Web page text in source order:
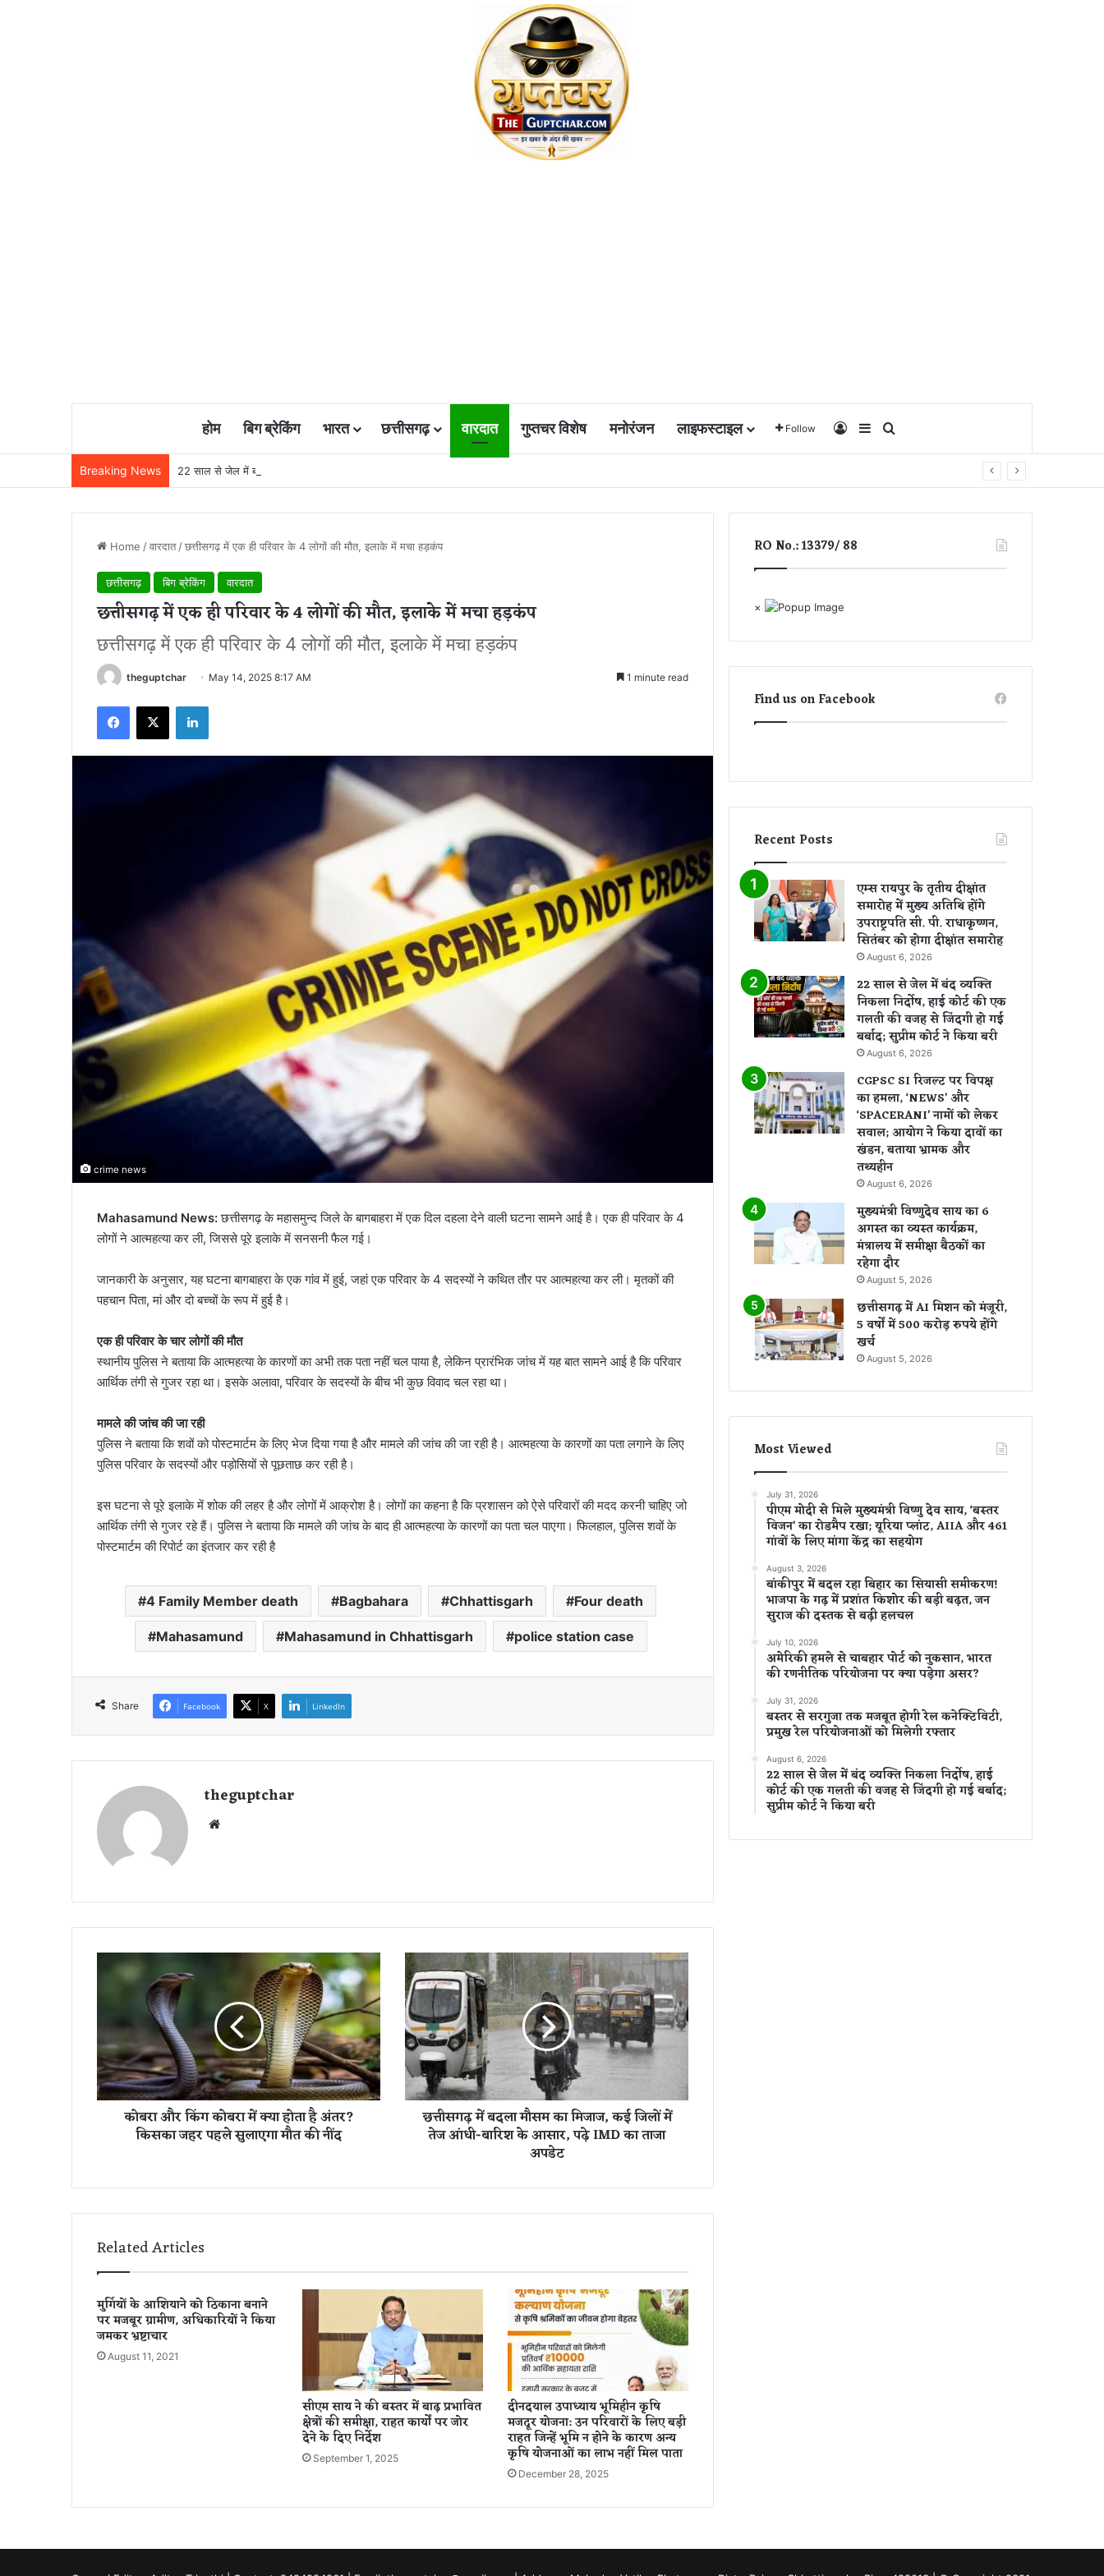
होम बिग ब्रेकिंग भारत छत्तीसगढ़ वारदात गुप्तचर विशेष मनोरंजन लाइफस्टाइल Follow Log InSidebar
Breaking News 22 साल से जेल में बंद व्यक्ति निकला निर्दोष, हाई कोर्ट की एक गलती की वजह से जिंदगी हो गई बर्बाद; सुप्रीम कोर्ट ने किया बरी
Home /वारदात /छत्तीसगढ़ में एक ही परिवार के 4 लोगों की मौत, इलाके में मचा हड़कंप
छत्तीसगढ़ बिग ब्रेकिंग वारदात
छत्तीसगढ़ में एक ही परिवार के 4 लोगों की मौत, इलाके में मचा हड़कंप
छत्तीसगढ़ में एक ही परिवार के 4 लोगों की मौत, इलाके में मचा हड़कंप
theguptchar May 14, 2025 8:17 AM 1 minute read
crime news
Mahasamund News:छत्तीसगढ़ के महासमुन्द जिले के बागबाहरा में एक दिल दहला देने वाली घटना सामने आई है। एक ही परिवार के 4
लोगों ने आत्महत्या कर ली, जिससे पूरे इलाके में सनसनी फैल गई।
जानकारी के अनुसार, यह घटना बागबाहरा के एक गांव में हुई, जहां एक परिवार के 4 सदस्यों ने कथित तौर पर आत्महत्या कर ली। मृतकों की
पहचान पिता, मां और दो बच्चों के रूप में हुई है।
एक ही परिवार के चार लोगों की मौत
स्थानीय पुलिस ने बताया कि आत्महत्या के कारणों का अभी तक पता नहीं चल पाया है, लेकिन प्रारंभिक जांच में यह बात सामने आई है कि परिवार
आर्थिक तंगी से गुजर रहा था। इसके अलावा, परिवार के सदस्यों के बीच भी कुछ विवाद चल रहा था।
मामले की जांच की जा रही
पुलिस ने बताया कि शवों को पोस्टमार्टम के लिए भेज दिया गया है और मामले की जांच की जा रही है। आत्महत्या के कारणों का पता लगाने के लिए
पुलिस परिवार के सदस्यों और पड़ोसियों से पूछताछ कर रही है।
इस घटना से पूरे इलाके में शोक की लहर है और लोगों में आक्रोश है। लोगों का कहना है कि प्रशासन को ऐसे परिवारों की मदद करनी चाहिए जो
आर्थिक तंगी से गुजर रहे हैं। पुलिस ने बताया कि मामले की जांच के बाद ही आत्महत्या के कारणों का पता चल पाएगा। फिलहाल, पुलिस शवों के
पोस्टमार्टम की रिपोर्ट का इंतजार कर रही है
4 Family Member death Bagbahara Chhattisgarh Four death
Mahasamund Mahasamund in Chhattisgarh police station case
Share Facebook X LinkedIn
theguptchar
किं
ग
को
ब
ता
र
?
स
का
ज
ह
की
कोबरा और किंग कोबरा में क्या होता है अंतर?
किसका जहर पहले सुलाएगा मौत की नींद
छ
त्ती
स
ग
ढ़
में
ब
द
ला
मि
ई
जि
में
आं
धी
-
बा
,
छत्तीसगढ़ में बदला मौसम का मिजाज, कई जिलों में
तेज आंधी-बारिश के आसार, पढ़े IMD का ताजा
अपडेट
Related Articles
मुर्गियों के आशियाने को ठिकाना बनाने
पर मजबूर ग्रामीण, अधिकारियों ने किया
जमकर भ्रष्टाचार
August 11, 2021
सीएम साय ने की बस्तर में बाढ़ प्रभावित
क्षेत्रों की समीक्षा, राहत कार्यों पर जोर
देने के दिए निर्देश
September 1, 2025
दीनदयाल उपाध्याय भूमिहीन कृषि
मजदूर योजना: उन परिवारों के लिए बड़ी
राहत जिन्हें भूमि न होने के कारण अन्य
कृषि योजनाओं का लाभ नहीं मिल पाता
December 28, 2025
RO No.: 13379/ 88
×
Find us on Facebook
Recent Posts
एम्स रायपुर के तृतीय दीक्षांत
समारोह में मुख्य अतिथि होंगे
उपराष्ट्रपति सी. पी. राधाकृष्णन,
सितंबर को होगा दीक्षांत समारोह
August 6, 2026
22 साल से जेल में बंद व्यक्ति
निकला निर्दोष, हाई कोर्ट की एक
गलती की वजह से जिंदगी हो गई
बर्बाद; सुप्रीम कोर्ट ने किया बरी
August 6, 2026
CGPSC SI रिजल्ट पर विपक्ष
का हमला, ‘NEWS’ और
‘SPACERANI’ नामों को लेकर
सवाल; आयोग ने किया दावों का
खंडन, बताया भ्रामक और
तथ्यहीन
August 6, 2026
मुख्यमंत्री विष्णुदेव साय का 6
अगस्त का व्यस्त कार्यक्रम,
मंत्रालय में समीक्षा बैठकों का
रहेगा दौर
August 5, 2026
छत्तीसगढ़ में AI मिशन को मंजूरी,
5 वर्षों में 500 करोड़ रुपये होंगे
खर्च
August 5, 2026
Most Viewed
July 31, 2026
पीएम मोदी से मिले मुख्यमंत्री विष्णु देव साय, ‘बस्तर
विजन’ का रोडमैप रखा; यूरिया प्लांट, AIIA और 461
गांवों के लिए मांगा केंद्र का सहयोग
August 3, 2026
बांकीपुर में बदल रहा बिहार का सियासी समीकरण!
भाजपा के गढ़ में प्रशांत किशोर की बड़ी बढ़त, जन
सुराज की दस्तक से बढ़ी हलचल
July 10, 2026
अमेरिकी हमले से चाबहार पोर्ट को नुकसान, भारत
की रणनीतिक परियोजना पर क्या पड़ेगा असर?
July 31, 2026
बस्तर से सरगुजा तक मजबूत होगी रेल कनेक्टिविटी,
प्रमुख रेल परियोजनाओं को मिलेगी रफ्तार
August 6, 2026
22 साल से जेल में बंद व्यक्ति निकला निर्दोष, हाई
कोर्ट की एक गलती की वजह से जिंदगी हो गई बर्बाद;
सुप्रीम कोर्ट ने किया बरी